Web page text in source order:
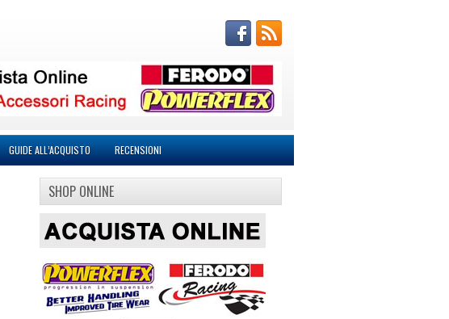
GUIDE ALL’ACQUISTO RECENSIONI
SHOP ONLINE